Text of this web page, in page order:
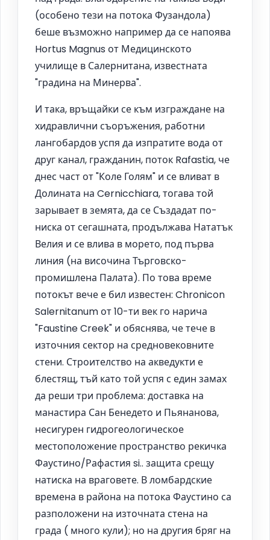
(особено тези на потока Фузандола)
беше възможно например да се напоява
Hortus Magnus от Медицинското
училище в Салернитана, известната
"градина на Минерва".
И така, връщайки се към изграждане на
хидравлични съоръжения, работни
лангобардов успя да изпратите вода от
друг канал, гражданин, поток Rafastia, че
днес част от "Коле Голям" и се вливат в
Долината на Cernicchiara, тогава той
зарывает в земята, да се Създадат по-
ниска от сегашната, продължава Нататък
Велия и се влива в морето, под първа
линия (на височина Търговско-
промишлена Палата). По това време
потокът вече е бил известен: Chronicon
Salernitanum от 10-ти век го нарича
"Faustine Creek" и обяснява, че тече в
източния сектор на средновековните
стени. Строителство на акведукти е
блестящ, тъй като той успя с един замах
да реши три проблема: доставка на
манастира Сан Бенедето и Пьянанова,
несигурен гидрогеологическое
местоположение пространство рекичка
Фаустино/Рафастия si.. защита срещу
натиска на враговете. В ломбардские
времена в района на потока Фаустино са
разположени на източната стена на
града ( много кули); но на другия бряг на